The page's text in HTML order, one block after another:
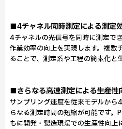
■4チャネル同時測定による測定
4チャネルの光信号を同時に測定で
作業効率の向上を実現します。複数
ることで、測定系や工程の簡素化と
■さらなる高速測定による生産性
サンプリング速度を従来モデルから
らなる測定時間の短縮が可能です。
もに開発・製造現場での生産性向上